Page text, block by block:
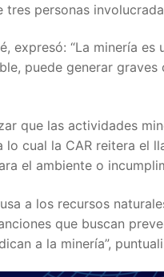
personas
expresó: “La minería
puede generar
que las actividades
cual la CAR reitera el
el ambiente o
a los recursos
que buscan
a la minería”,